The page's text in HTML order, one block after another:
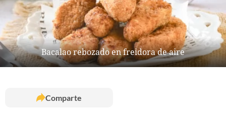
Bacalao rebozado en freidora de aire
Comparte